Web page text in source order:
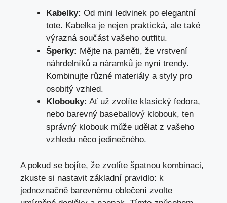
Kabelky: Od mini ledvinek po elegantní
tote. Kabelka je nejen praktická, ale také
výrazná součást vašeho outfitu.
Šperky: Mějte na paměti, že vrstvení
náhrdelníků a náramků je nyní trendy.
Kombinujte různé materiály a styly pro
osobitý vzhled.
Klobouky: Ať už zvolíte klasický fedora,
nebo barevný baseballový klobouk, ten
správný klobouk může udělat z vašeho
vzhledu něco jedinečného.
A pokud se bojíte, že zvolíte špatnou kombinaci,
zkuste si nastavit základní pravidlo: k
jednoznačně barevnému oblečení zvolte